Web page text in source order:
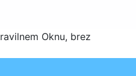
Oknu, brez